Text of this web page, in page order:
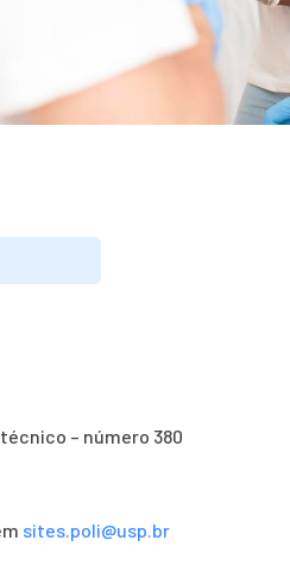
– número 380
sites.poli@usp.br